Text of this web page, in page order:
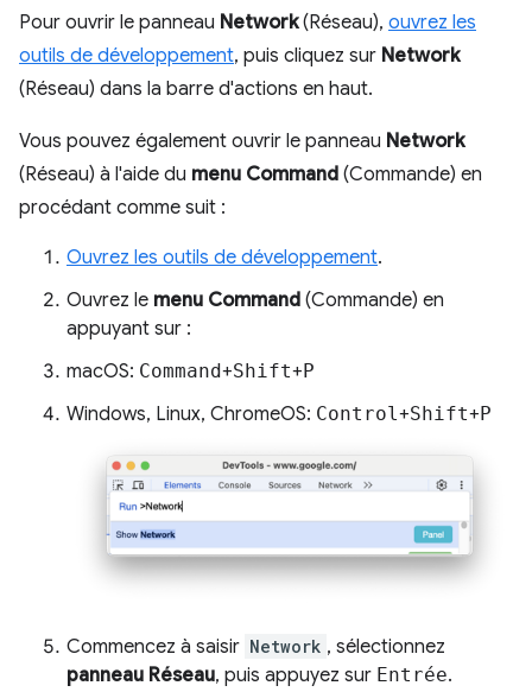
Pour ouvrir le panneau Network(Réseau), ouvrez les
outils de développement, puis cliquez sur Network
(Réseau) dans la barre d'actions en haut.
Vous pouvez également ouvrir le panneau Network
(Réseau) à l'aide du menu Command (Commande) en
procédant comme suit :
Ouvrez les outils de développement.
Ouvrez le menu Command (Commande) en
appuyant sur :
macOS: Command+Shift+P
Windows, Linux, ChromeOS: Control+Shift+P
Commencez à saisir Network , sélectionnez
panneau Réseau, puis appuyez sur Entrée.